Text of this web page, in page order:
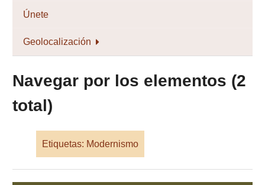
Únete
Geolocalización
Navegar por los elementos (2
total)
Etiquetas: Modernismo